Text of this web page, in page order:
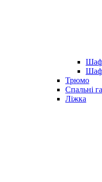
Трюмо
Спальні
Ліжка